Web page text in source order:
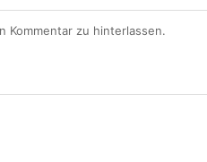
Kommentar zu hinterlassen.